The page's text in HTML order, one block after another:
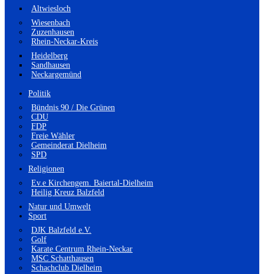
Altwiesloch
Wiesenbach
Zuzenhausen
Rhein-Neckar-Kreis
Heidelberg
Sandhausen
Neckargemünd
Politik
Bündnis 90 / Die Grünen
CDU
FDP
Freie Wähler
Gemeinderat Dielheim
SPD
Religionen
Ev.e Kirchengem. Baiertal-Dielheim
Heilig Kreuz Balzfeld
Natur und Umwelt
Sport
DJK Balzfeld e.V.
Golf
Karate Centrum Rhein-Neckar
MSC Schatthausen
Schachclub Dielheim